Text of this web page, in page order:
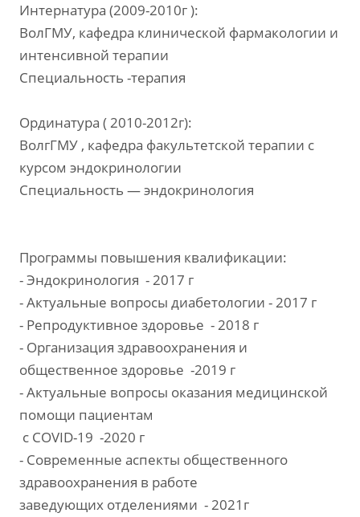
Интернатура (2009-2010г ):
ВолГМУ, кафедра клинической фармакологии и
интенсивной терапии
Специальность -терапия
Ординатура ( 2010-2012г):
ВолгГМУ , кафедра факультетской терапии с
курсом эндокринологии
Специальность — эндокринология
Программы повышения квалификации:
- Эндокринология - 2017 г
- Актуальные вопросы диабетологии - 2017 г
- Репродуктивное здоровье - 2018 г
- Организация здравоохранения и
общественное здоровье -2019 г
- Aктуальные вопросы оказания медицинской
помощи пациентам
с COVID-19 -2020 г
- Современные аспекты общественного
здравоохранения в работе
заведующих отделениями - 2021г